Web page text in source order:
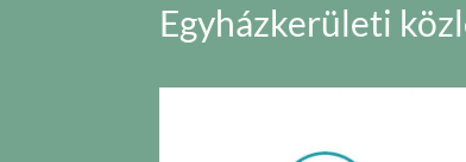
Egyházkerületi